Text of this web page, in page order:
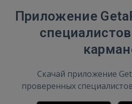
Приложение
Скачай приложение
проверенных